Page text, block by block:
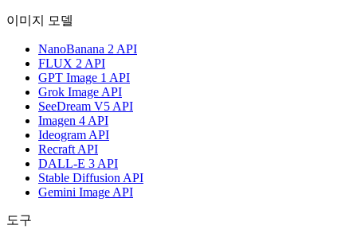
이미지 모델
NanoBanana 2 API
FLUX 2 API
GPT Image 1 API
Grok Image API
SeeDream V5 API
Imagen 4 API
Ideogram API
Recraft API
DALL-E 3 API
Stable Diffusion API
Gemini Image API
도구